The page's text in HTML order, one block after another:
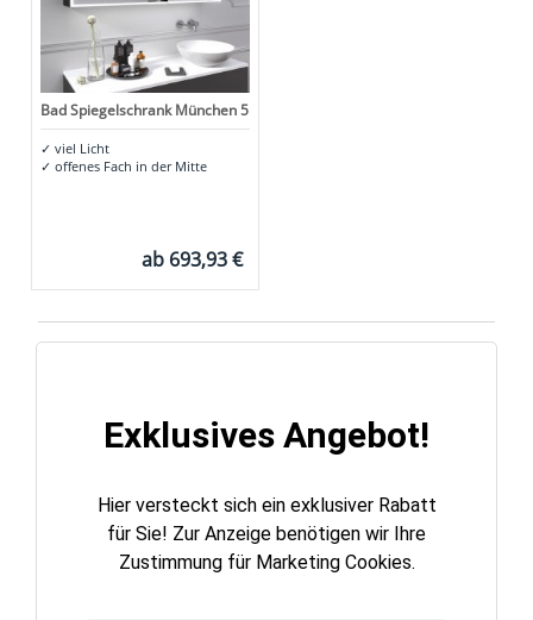
Bad Spiegelschrank München 5
✓ viel Licht
✓ offenes Fach in der Mitte
ab 693,93 €
Exklusives Angebot!
Hier versteckt sich ein exklusiver Rabatt
für Sie! Zur Anzeige benötigen wir Ihre
Zustimmung für Marketing Cookies.